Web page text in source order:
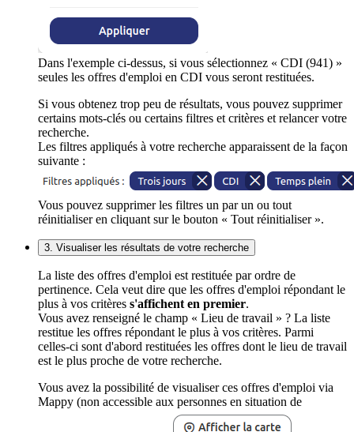
Dans l'exemple ci-dessus, si vous sélectionnez « CDI (941) »
seules les offres d'emploi en CDI vous seront restituées.
Si vous obtenez trop peu de résultats, vous pouvez supprimer
certains mots-clés ou certains filtres et critères et relancer votre
recherche.
Les filtres appliqués à votre recherche apparaissent de la façon
suivante :
Vous pouvez supprimer les filtres un par un ou tout
réinitialiser en cliquant sur le bouton « Tout réinitialiser ».
3. Visualiser les résultats de votre recherche
La liste des offres d'emploi est restituée par ordre de
pertinence. Cela veut dire que les offres d'emploi répondant le
plus à vos critères s'affichent en premier.
Vous avez renseigné le champ « Lieu de travail » ? La liste
restitue les offres répondant le plus à vos critères. Parmi
celles-ci sont d'abord restituées les offres dont le lieu de travail
est le plus proche de votre recherche.
Vous avez la possibilité de visualiser ces offres d'emploi via
Mappy (non accessible aux personnes en situation de